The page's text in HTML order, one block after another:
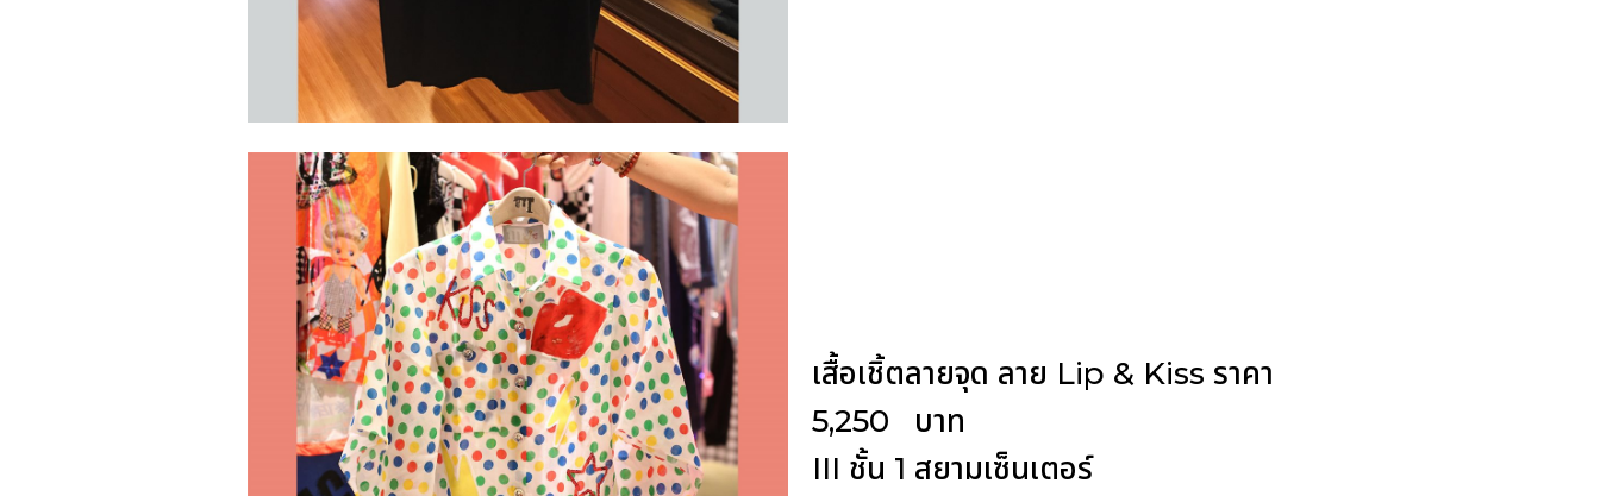
เสื้อเชิ้ตลายจุด ลาย Lip & Kiss ราคา
5,250 บาท
III ชั้น 1 สยามเซ็นเตอร์